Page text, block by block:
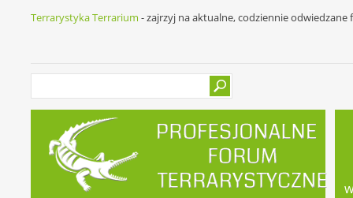
Terrarystyka Terrarium - zajrzyj na aktualne, codziennie